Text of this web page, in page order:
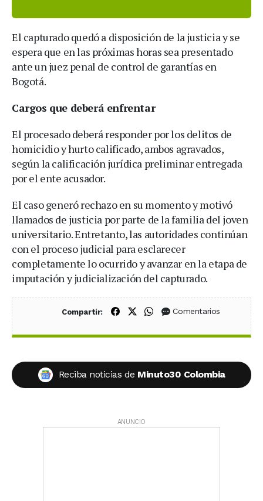
El capturado quedó a disposición de la justicia y se
espera que en las próximas horas sea presentado
ante un juez penal de control de garantías en
Bogotá.
Cargos que deberá enfrentar
El procesado deberá responder por los delitos de
homicidio y hurto calificado, ambos agravados,
según la calificación jurídica preliminar entregada
por el ente acusador.
El caso generó rechazo en su momento y motivó
llamados de justicia por parte de la familia del joven
universitario. Entretanto, las autoridades continúan
con el proceso judicial para esclarecer
completamente lo ocurrido y avanzar en la etapa de
imputación y judicialización del capturado.
Compartir: Compartir en Facebook
Compartir en X (Twitter)
Compartir en WhatsApp
Comentarios
Reciba noticias de Minuto30 Colombia
ANUNCIO